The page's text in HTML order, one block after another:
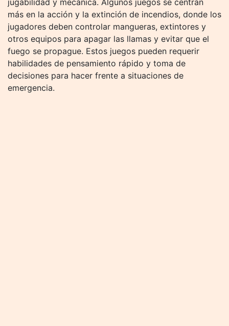
jugabilidad y mecánica. Algunos juegos se centran
más en la acción y la extinción de incendios, donde los
jugadores deben controlar mangueras, extintores y
otros equipos para apagar las llamas y evitar que el
fuego se propague. Estos juegos pueden requerir
habilidades de pensamiento rápido y toma de
decisiones para hacer frente a situaciones de
emergencia.